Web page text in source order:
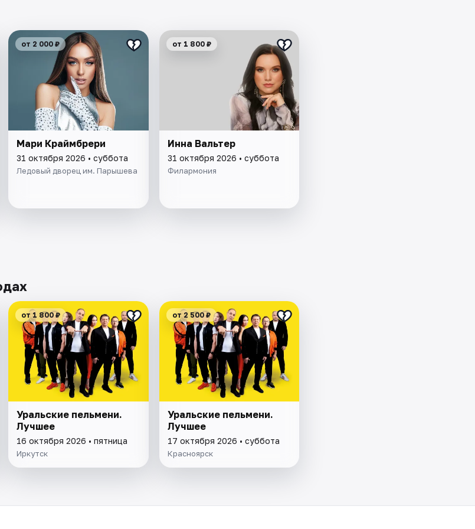
от 2 000 ₽
Мари Краймбрери
31 октября 2026 • суббота
Ледовый дворец им. Парышева
от 1 800 ₽
Инна Вальтер
31 октября 2026 • суббота
Филармония
от 1 800 ₽
Уральские пельмени.
Лучшее
16 октября 2026 • пятница
Иркутск
от 2 500 ₽
Уральские пельмени.
Лучшее
17 октября 2026 • суббота
Красноярск